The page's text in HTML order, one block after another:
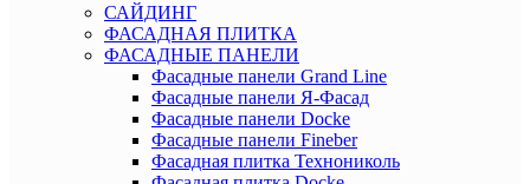
САЙДИНГ
ФАСАДНАЯ ПЛИТКА
ФАСАДНЫЕ ПАНЕЛИ
Фасадные панели Grand Line
Фасадные панели Я-Фасад
Фасадные панели Docke
Фасадные панели Fineber
Фасадная плитка Технониколь